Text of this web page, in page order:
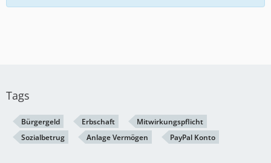
Tags
Bürgergeld Erbschaft
Mitwirkungspflicht
Sozialbetrug
Anlage Vermögen PayPal Konto